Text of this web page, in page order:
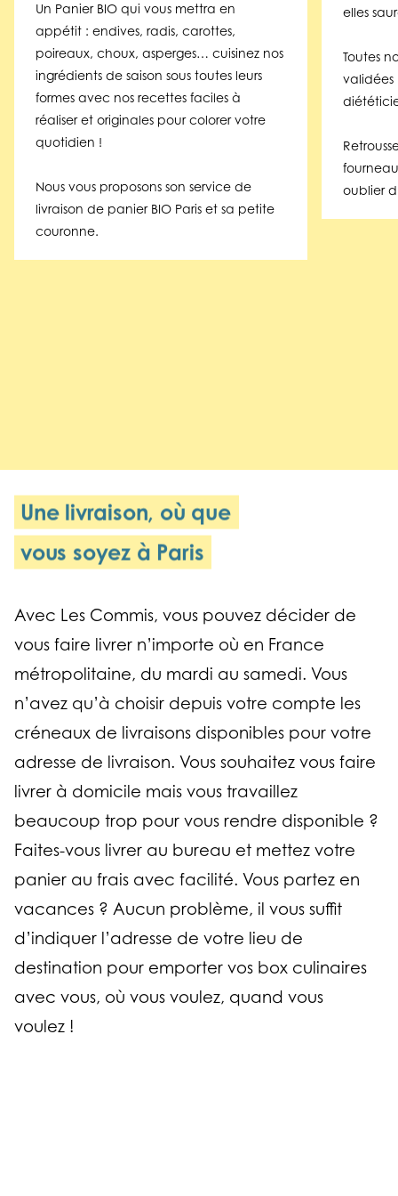
Un Panier BIO qui vous mettra en
appétit : endives, radis, carottes,
poireaux, choux, asperges… cuisinez nos
ingrédients de saison sous toutes leurs
formes avec nos recettes faciles à
réaliser et originales pour colorer votre
quotidien !
Nous vous proposons son service de
livraison de panier BIO Paris et sa petite
couronne.
elles
Toutes
oublier
Une livraison, où que
vous soyez à Paris
Avec Les Commis, vous pouvez décider de
vous faire livrer n’importe où en France
métropolitaine, du mardi au samedi. Vous
n’avez qu’à choisir depuis votre compte les
créneaux de livraisons disponibles pour votre
adresse de livraison. Vous souhaitez vous faire
livrer à domicile mais vous travaillez
beaucoup trop pour vous rendre disponible ?
Faites-vous livrer au bureau et mettez votre
panier au frais avec facilité. Vous partez en
vacances ? Aucun problème, il vous suffit
d’indiquer l’adresse de votre lieu de
destination pour emporter vos box culinaires
avec vous, où vous voulez, quand vous
voulez !